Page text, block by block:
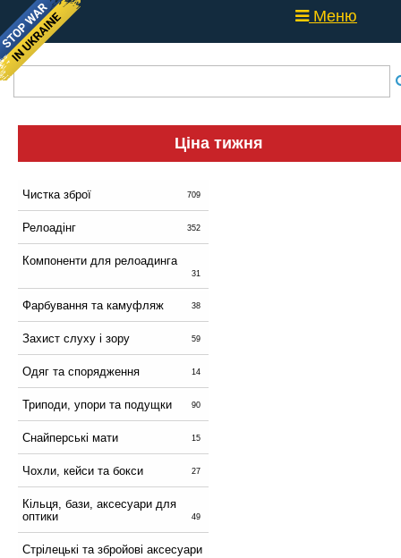
Меню
Ціна тижня
Чистка зброї 709
Релоадінг 352
Компоненти для релоадинга
31
Фарбування та камуфляж 38
Захист слуху і зору 59
Одяг та спорядження 14
Триподи, упори та подущки 90
Снайперські мати 15
Чохли, кейси та бокси 27
Кільця, бази, аксесуари для
оптики
49
Стрілецькі та збройові аксесуари